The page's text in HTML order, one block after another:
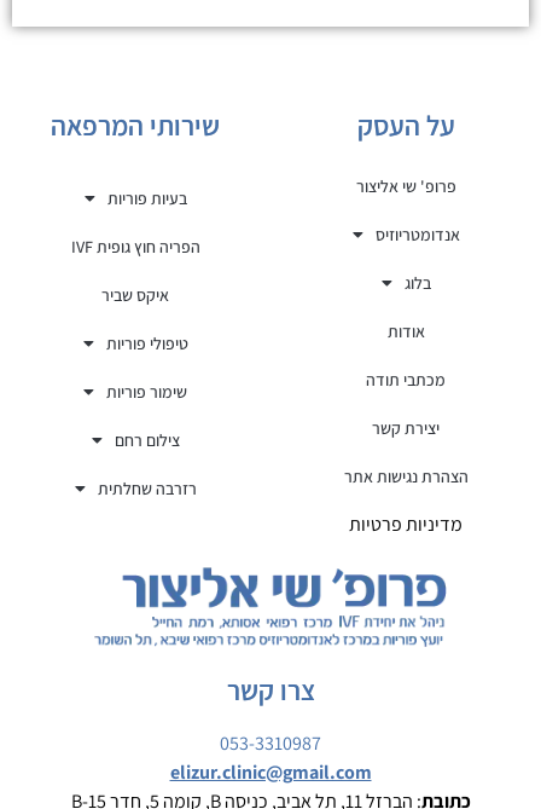
על העסק
פרופ' שי אליצור
אנדומטריוזיס
בלוג
אודות
מכתבי תודה
יצירת קשר
הצהרת נגישות אתר
מדיניות פרטיות
שירותי המרפאה
בעיות פוריות
הפריה חוץ גופית IVF
איקס שביר
טיפולי פוריות
שימור פוריות
צילום רחם
רזרבה שחלתית
צרו קשר
053-3310987
elizur.clinic@gmail.com
כתובת: הברזל 11, תל אביב, כניסה B, קומה 5, חדר B-15